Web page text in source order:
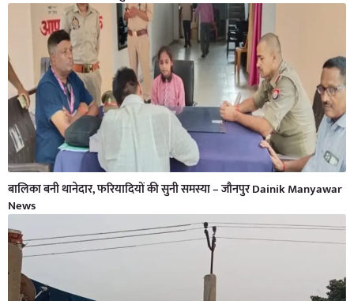
बालिका बनी थानेदार, फरियादियों की सुनी समस्या – जौनपुर Dainik Manyawar
News